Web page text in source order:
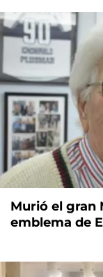
Murió el gran
emblema de